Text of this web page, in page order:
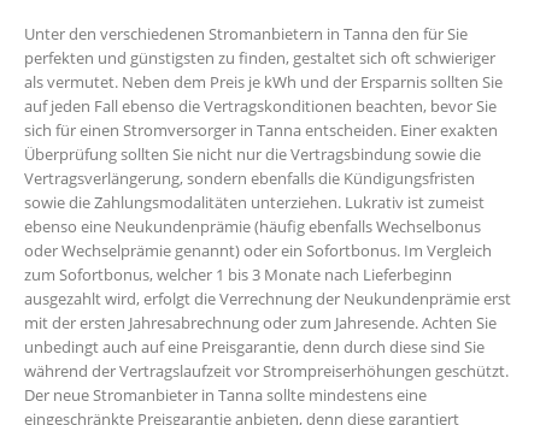
Unter den verschiedenen Stromanbietern in Tanna den für Sie
perfekten und günstigsten zu finden, gestaltet sich oft schwieriger
als vermutet. Neben dem Preis je kWh und der Ersparnis sollten Sie
auf jeden Fall ebenso die Vertragskonditionen beachten, bevor Sie
sich für einen Stromversorger in Tanna entscheiden. Einer exakten
Überprüfung sollten Sie nicht nur die Vertragsbindung sowie die
Vertragsverlängerung, sondern ebenfalls die Kündigungsfristen
sowie die Zahlungsmodalitäten unterziehen. Lukrativ ist zumeist
ebenso eine Neukundenprämie (häufig ebenfalls Wechselbonus
oder Wechselprämie genannt) oder ein Sofortbonus. Im Vergleich
zum Sofortbonus, welcher 1 bis 3 Monate nach Lieferbeginn
ausgezahlt wird, erfolgt die Verrechnung der Neukundenprämie erst
mit der ersten Jahresabrechnung oder zum Jahresende. Achten Sie
unbedingt auch auf eine Preisgarantie, denn durch diese sind Sie
während der Vertragslaufzeit vor Strompreiserhöhungen geschützt.
Der neue Stromanbieter in Tanna sollte mindestens eine
eingeschränkte Preisgarantie anbieten, denn diese garantiert